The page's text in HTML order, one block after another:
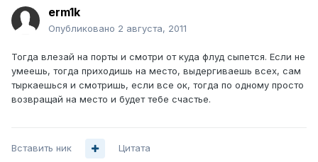
erm1k
Опубликовано 2 августа, 2011
Тогда влезай на порты и смотри от куда флуд сыпется. Если не
умеешь, тогда приходишь на место, выдергиваешь всех, сам
тыркаешься и смотришь, если все ок, тогда по одному просто
возвращай на место и будет тебе счастье.
Вставить ник Цитата